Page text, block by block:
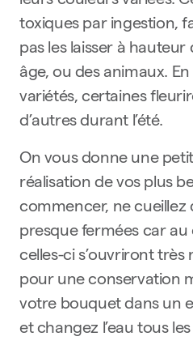
toxiques par ingestion,
pas les laisser à
âge, ou des animaux.
variétés, certaines
d’autres durant l’été.
On vous donne une
réalisation de vos plus
commencer, ne cueillez
presque fermées car au
celles-ci s’ouvriront très
pour une conservation
votre bouquet dans un
et changez l’eau tous